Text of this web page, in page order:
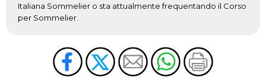
Italiana Sommelier o sta attualmente frequentando il Corso
per Sommelier.